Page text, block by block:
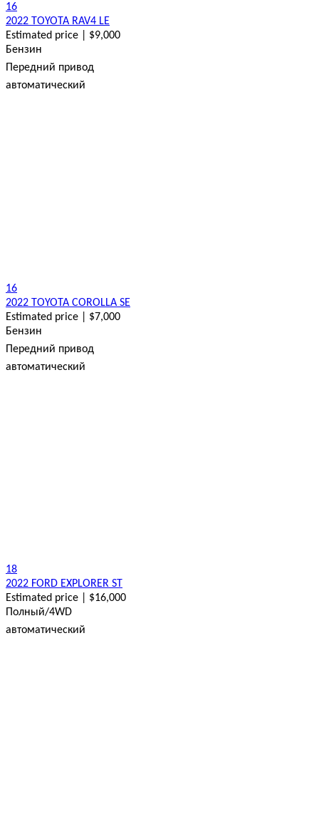
16
2022 TOYOTA RAV4 LE
Estimated price | $9,000
Бензин
Передний привод
автоматический
16
2022 TOYOTA COROLLA SE
Estimated price | $7,000
Бензин
Передний привод
автоматический
18
2022 FORD EXPLORER ST
Estimated price | $16,000
Полный/4WD
автоматический